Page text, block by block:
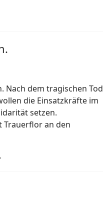
Nach dem tragischen Tod
die Einsatzkräfte im
setzen.
Trauerflor an den